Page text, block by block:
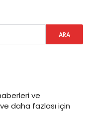
ve
daha fazlası için